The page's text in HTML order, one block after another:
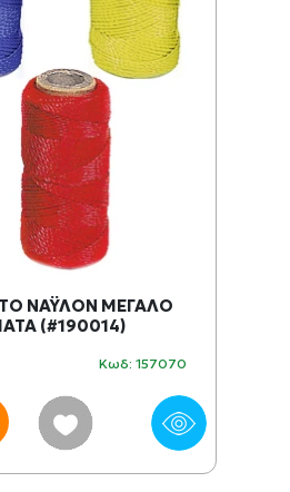
ΝΑΫΛΟΝ ΜΕΓΑΛΟ
(#190014)
Κωδ: 157070